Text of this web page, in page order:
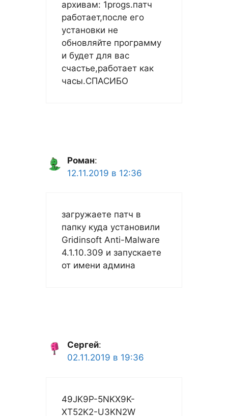
архивам: 1progs.патч
работает,после его
установки не
обновляйте программу
и будет для вас
счастье,работает как
часы.СПАСИБО
Роман:
12.11.2019 в 12:36
загружаете патч в
папку куда установили
Gridinsoft Anti-Malware
4.1.10.309 и запускаете
от имени админа
Сергей:
02.11.2019 в 19:36
49JK9P-5NKX9K-
XT52K2-U3KN2W